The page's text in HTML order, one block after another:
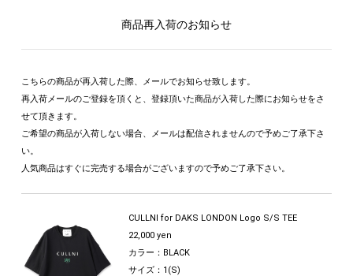
商品再入荷のお知らせ
こちらの商品が再入荷した際、メールでお知らせ致します。
再入荷メールのご登録を頂くと、登録頂いた商品が入荷した際にお知らせをさ
せて頂きます。
ご希望の商品が入荷しない場合、メールは配信されませんので予めご了承下さ
い。
人気商品はすぐに完売する場合がございますので予めご了承下さい。
CULLNI for DAKS LONDON Logo S/S TEE
22,000 yen
カラー：BLACK
サイズ：1(S)